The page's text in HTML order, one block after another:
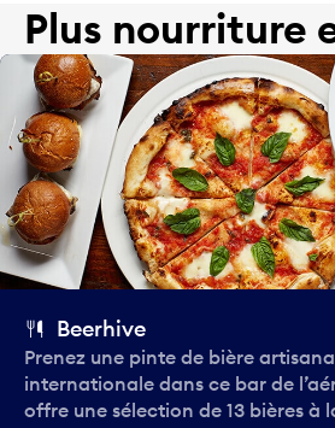
Plus nourriture
Beerhive
Prenez une pinte de bière
internationale dans ce bar de
offre une sélection de 13 bières à